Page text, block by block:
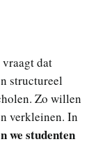
dat
structureel
Zo willen
verkleinen. In
we studenten